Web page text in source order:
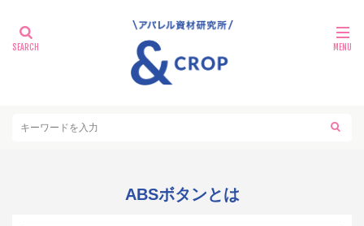
ABSボタンとは